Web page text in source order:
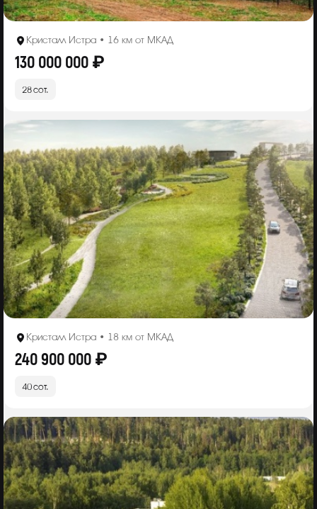
Кристалл Истра • 16 км от МКАД
130 000 000 ₽
28 сот.
Кристалл Истра • 18 км от МКАД
240 900 000 ₽
40 сот.